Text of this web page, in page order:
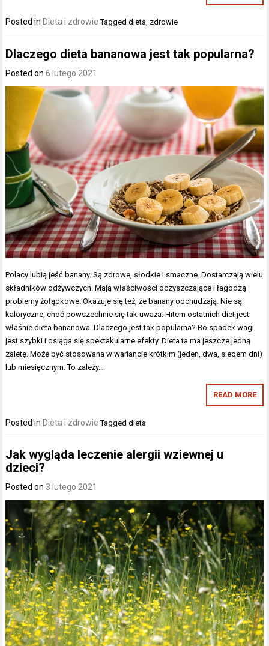
Posted in Dieta i zdrowie Taggeddieta, zdrowie
Dlaczego dieta bananowa jest tak popularna?
Posted on6 lutego 2021
Polacy lubią jeść banany. Są zdrowe, słodkie i smaczne. Dostarczają wielu
składników odżywczych. Mają właściwości oczyszczające i łagodzą
problemy żołądkowe. Okazuje się też, że banany odchudzają. Nie są
kaloryczne, choć powszechnie się tak uważa. Hitem ostatnich diet jest
właśnie dieta bananowa. Dlaczego jest tak popularna? Bo spadek wagi
jest szybki i osiąga się spektakularne efekty. Dieta ta ma jeszcze jedną
zaletę. Może być stosowana w wariancie krótkim (jeden, dwa, siedem dni)
lub miesięcznym. To zależy…
READ MORE
Posted in Dieta i zdrowie Taggeddieta
Jak wygląda leczenie alergii wziewnej u
dzieci?
Posted on 3 lutego 2021